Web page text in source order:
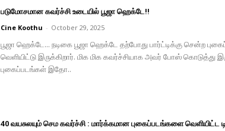
படுமோசமான கவர்ச்சி உடையில் பூஜா ஹெக்டே!!
Cine Koothu - October 29, 2025
பூஜா ஹெக்டே... நடிகை பூஜா ஹெக்டே தற்போது பார்ட்டிக்கு சென்ற
வெளியிட்டு இருக்கிறார். மிக மிக கவர்ச்சியாக அவர் போஸ் கொடுத்து
புகைப்படங்கள் இதோ..
40 வயசுலயும் செம கவர்ச்சி : மார்க்கமான புகைப்படங்களை வெளியிட்ட